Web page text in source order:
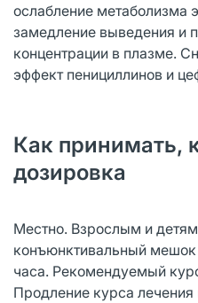
ослабление метаболизма
замедление выведения и
концентрации в плазме.
эффект пенициллинов и
Как принимать,
дозировка
Местно. Взрослым и
конъюнктивальный
часа. Рекомендуемый
Продление курса